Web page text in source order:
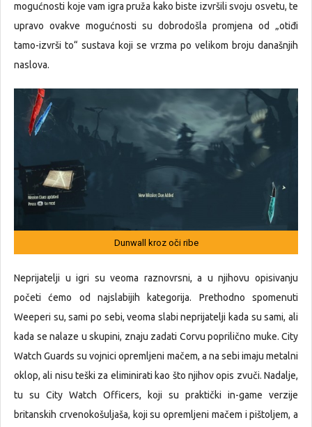
mogućnosti koje vam igra pruža kako biste izvršili svoju osvetu, te
upravo ovakve mogućnosti su dobrodošla promjena od „otiđi
tamo-izvrši to“ sustava koji se vrzma po velikom broju današnjih
naslova.
Dunwall kroz oči ribe
Neprijatelji u igri su veoma raznovrsni, a u njihovu opisivanju
početi ćemo od najslabijih kategorija. Prethodno spomenuti
Weeperi su, sami po sebi, veoma slabi neprijatelji kada su sami, ali
kada se nalaze u skupini, znaju zadati Corvu poprilično muke. City
Watch Guards su vojnici opremljeni mačem, a na sebi imaju metalni
oklop, ali nisu teški za eliminirati kao što njihov opis zvuči. Nadalje,
tu su City Watch Officers, koji su praktički in-game verzije
britanskih crvenokošuljaša, koji su opremljeni mačem i pištoljem, a